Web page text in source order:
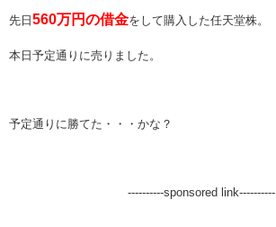
先日 560万円の借金をして購入した任天堂株。
本日予定通りに売りました。
予定通りに勝てた・・・かな？
----------sponsored link----------